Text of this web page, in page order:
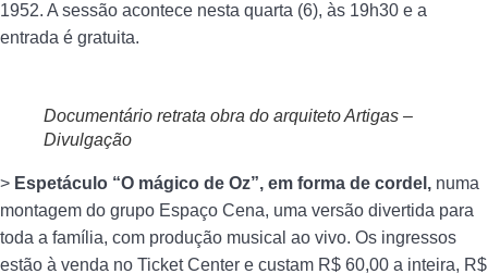
1952. A sessão acontece nesta quarta (6), às 19h30 e a
entrada é gratuita.
Documentário retrata obra do arquiteto Artigas –
Divulgação
> Espetáculo “O mágico de Oz”, em forma de cordel, numa
montagem do grupo Espaço Cena, uma versão divertida para
toda a família, com produção musical ao vivo. Os ingressos
estão à venda no Ticket Center e custam R$ 60,00 a inteira, R$